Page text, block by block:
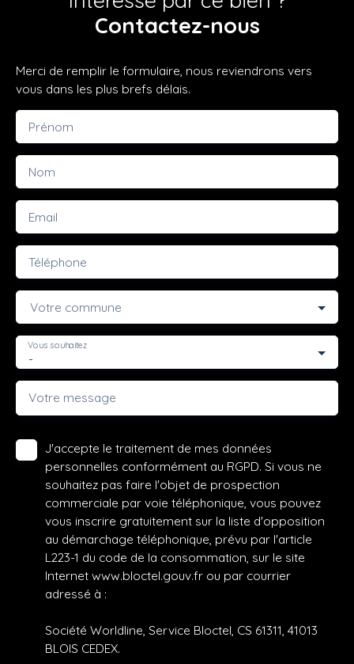
Contactez-nous
Merci de remplir le formulaire, nous reviendrons vers
vous dans les plus brefs délais.
Prénom
Nom
Email
Téléphone
Votre commune
-
Vous souhaitez
Votre message
J'accepte le traitement de mes données
personnelles conformément au RGPD. Si vous ne
souhaitez pas faire l'objet de prospection
commerciale par voie téléphonique, vous pouvez
vous inscrire gratuitement sur la liste d'opposition
au démarchage téléphonique, prévu par l'article
L223-1 du code de la consommation, sur le site
Internet www.bloctel.gouv.fr ou par courrier
adressé à :
Société Worldline, Service Bloctel, CS 61311, 41013
BLOIS CEDEX.